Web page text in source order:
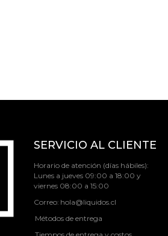
SERVICIO AL CLIENTE
Horario de atención (días hábiles):
Lunes a jueves 09:00 a 18:00 y
viernes 08:00 a 15:00
Correo: hola@liquidos.cl
Métodos de entrega